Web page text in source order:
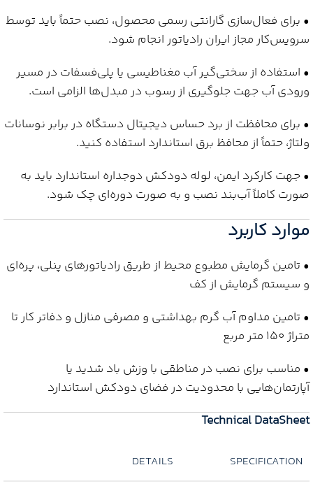
• برای فعال‌سازی گارانتی رسمی محصول، نصب حتماً باید توسط
سرویس‌کار مجاز ایران رادیاتور انجام شود.
• استفاده از سختی‌گیر آب مغناطیسی یا پلی‌فسفات در مسیر
ورودی آب جهت جلوگیری از رسوب در مبدل‌ها الزامی است.
• برای محافظت از برد حساس دیجیتال دستگاه در برابر نوسانات
ولتاژ، حتماً از محافظ برق استاندارد استفاده کنید.
• جهت کارکرد ایمن، لوله دودکش دوجداره استاندارد باید به
صورت کاملاً آب‌بند نصب و به صورت دوره‌ای چک شود.
موارد کاربرد
• تامین گرمایش مطبوع محیط از طریق رادیاتورهای پنلی، پره‌ای
و سیستم گرمایش از کف
• تامین مداوم آب گرم بهداشتی و مصرفی منازل و دفاتر کار تا
متراژ ۱۵۰ متر مربع
• مناسب برای نصب در مناطقی با وزش باد شدید یا
آپارتمان‌هایی با محدودیت در فضای دودکش استاندارد
Technical DataSheet
SPECIFICATION
DETAILS